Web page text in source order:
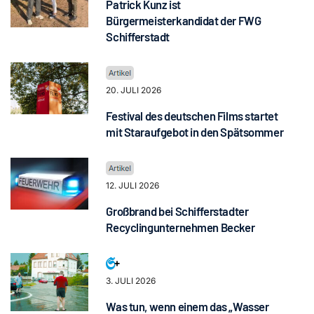
Patrick Kunz ist
Bürgermeisterkandidat der FWG
Schifferstadt
20. JULI 2026
Festival des deutschen Films startet
mit Staraufgebot in den Spätsommer
12. JULI 2026
Großbrand bei Schifferstadter
Recyclingunternehmen Becker
3. JULI 2026
Was tun, wenn einem das „Wasser